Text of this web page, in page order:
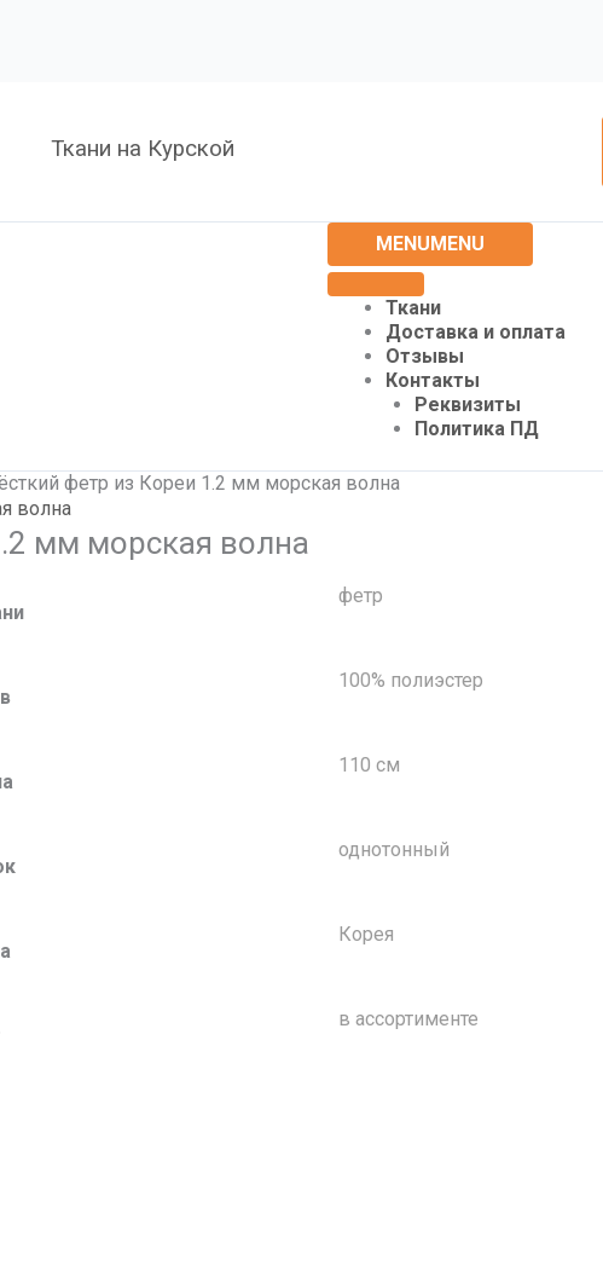
Ткани на Курской
MENUMENU
Ткани
Доставка и оплата
Отзывы
Контакты
Реквизиты
Политика ПД
фетр из Кореи 1.2 мм морская волна
мм морская волна
фетр
100% полиэстер
110 см
однотонный
Корея
в ассортименте